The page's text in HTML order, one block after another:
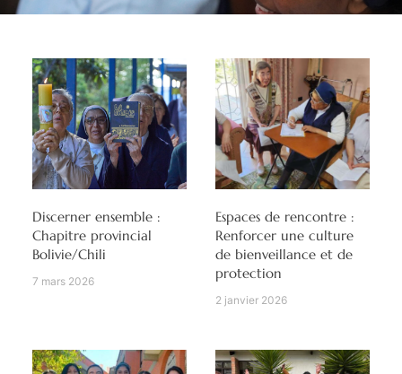
Discerner ensemble :
Chapitre provincial
Bolivie/Chili
7 mars 2026
Espaces de rencontre :
Renforcer une culture
de bienveillance et de
protection
2 janvier 2026